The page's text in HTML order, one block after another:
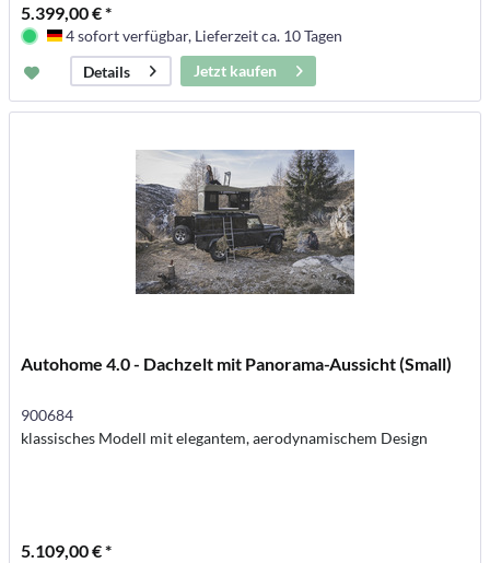
5.399,00 € *
Deutschland
4 sofort verfügbar, Lieferzeit ca. 10 Tagen
Details
Jetzt kaufen
Autohome 4.0 - Dachzelt mit Panorama-Aussicht (Small)
900684
klassisches Modell mit elegantem, aerodynamischem Design
5.109,00 € *